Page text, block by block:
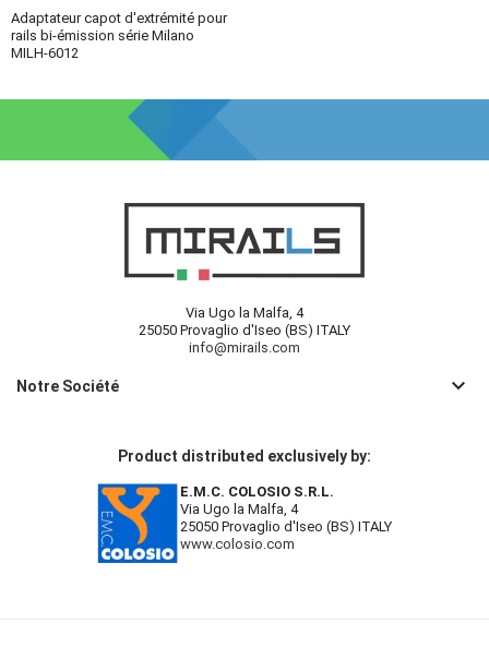
Adaptateur capot d'extrémité pour
rails bi-émission série Milano
MILH-6012
Via Ugo la Malfa, 4
25050 Provaglio d'Iseo (BS) ITALY
info@mirails.com
Notre Société keyboard_arrow_down
Product distributed exclusively by:
E.M.C. COLOSIO S.R.L.
Via Ugo la Malfa, 4
25050 Provaglio d'Iseo (BS) ITALY
www.colosio.com